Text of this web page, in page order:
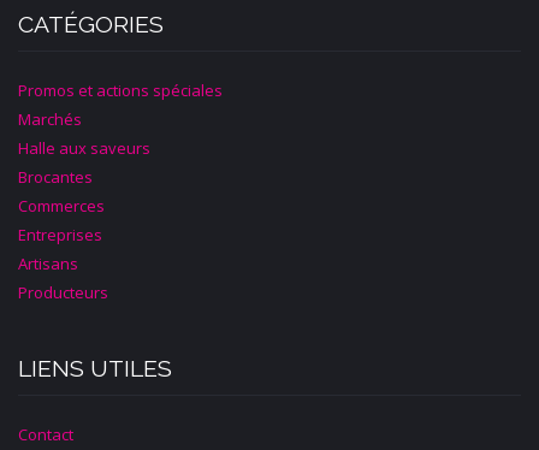
CATÉGORIES
Promos et actions spéciales
Marchés
Halle aux saveurs
Brocantes
Commerces
Entreprises
Artisans
Producteurs
LIENS UTILES
Contact